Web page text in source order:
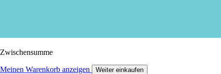
Zwischensumme
Meinen Warenkorb anzeigen Weiter einkaufen